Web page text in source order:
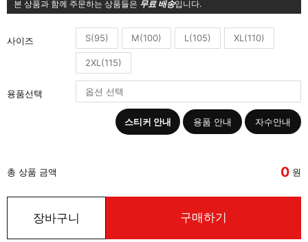
본 상품과 함께 주문하는 상품들은 무료 배송입니다.
사이즈 S(95) M(100) L(105) XL(110)
2XL(115)
용품선택
스티커 안내 용품 안내 자수안내
총 상품 금액 0 원
장바구니 구매하기